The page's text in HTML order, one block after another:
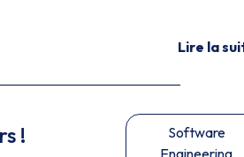
Lire la
!
Software
Engineering